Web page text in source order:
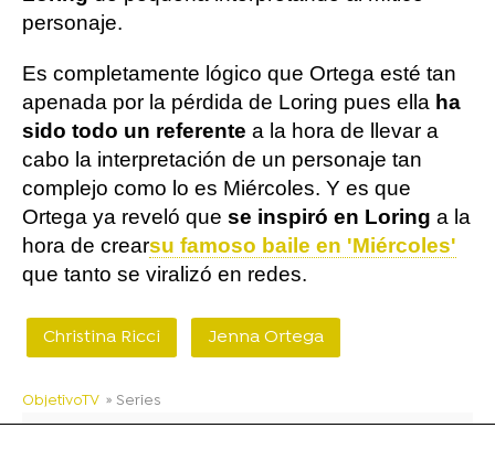
personaje.
Es completamente lógico que Ortega esté tan
apenada por la pérdida de Loring pues ella ha
sido todo un referente a la hora de llevar a
cabo la interpretación de un personaje tan
complejo como lo es Miércoles. Y es que
Ortega ya reveló que se inspiró en Loring a la
hora de crearsu famoso baile en 'Miércoles'
que tanto se viralizó en redes.
Christina Ricci Jenna Ortega
ObjetivoTV » Series